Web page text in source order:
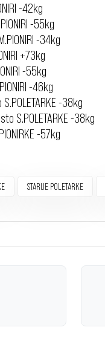
-42kg
-55kg
-34kg
+73kg
-55kg
-46kg
-38kg
S.POLETARKE -38kg
-57kg
STARIJE POLETARKE